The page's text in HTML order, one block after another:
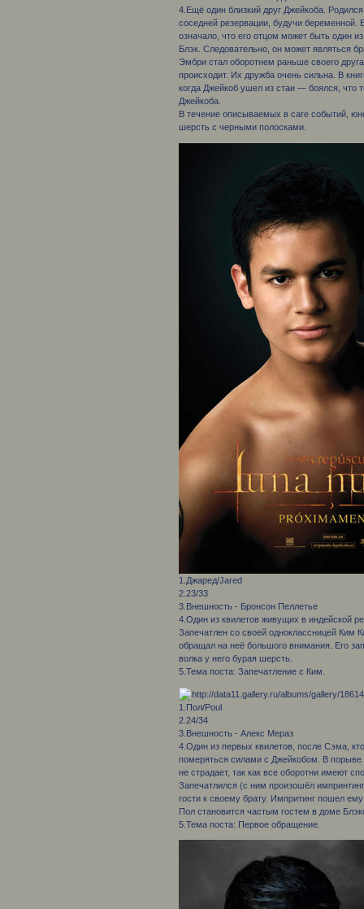
4.Ещё один близкий друг Джейкоба.
соседней резервации, будучи
означало, что его отцом может быть один
Блэк. Следовательно, он может являться
Эмбри стал оборотнем раньше своего
происходит. Их дружба очень сильна. В
когда Джейкоб ушел из стаи — боялся, что
Джейкоба.
В течение описываемых в саге событий,
шерсть с черными полосками.
1.Джаред/Jared
2.23/33
3.Внешность - Бронсон Пеллетье
4.Один из квилетов живущих в индейской
Запечатлен со своей одноклассницей Ким
обращал на неё большого внимания. Его
волка у него бурая шерсть.
5.Тема поста: Запечатление с Ким.
1.Пол/Poul
2.24/34
3.Внешность - Алекс Мераз
4.Один из первых квилетов, после Сэма,
померяться силами с Джейкобом. В порыве
не страдает, так как все оборотни имеют
Запечатлился (с ним произошёл
гости к своему брату. Импритинг пошел
Пол становится частым гостем в доме
5.Тема поста: Первое обращение.